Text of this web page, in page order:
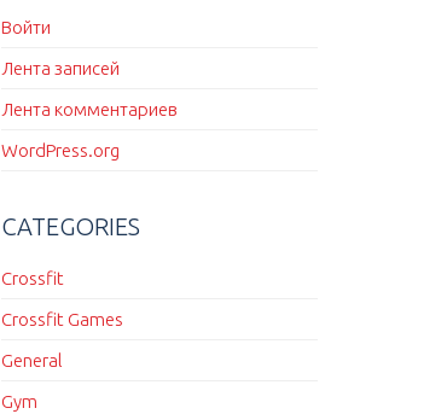
Войти
Лента записей
Лента комментариев
WordPress.org
CATEGORIES
Crossfit
Crossfit Games
General
Gym